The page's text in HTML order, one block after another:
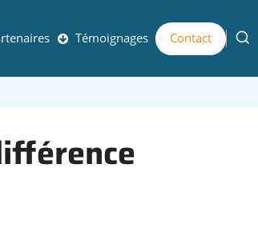
Témoignages Contact